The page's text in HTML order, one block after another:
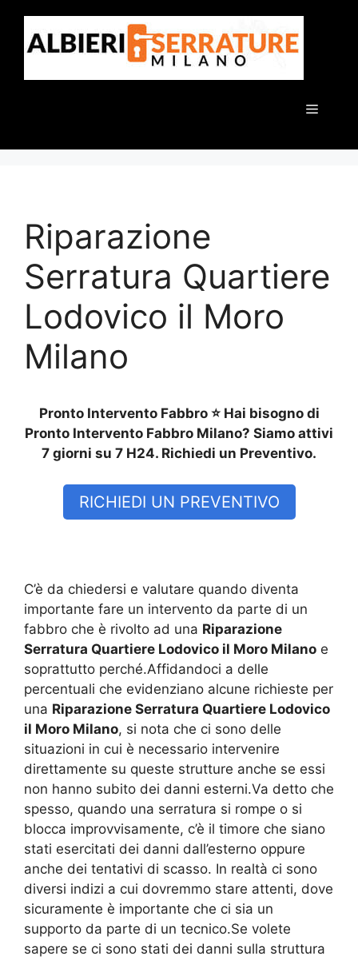
contenuto
Menu
Riparazione
Serratura Quartiere
Lodovico il Moro
Milano
Pronto Intervento Fabbro ⭐ Hai bisogno di
Pronto Intervento Fabbro Milano? Siamo attivi
7 giorni su 7 H24. Richiedi un Preventivo.
RICHIEDI UN PREVENTIVO
C’è da chiedersi e valutare quando diventa
importante fare un intervento da parte di un
fabbro che è rivolto ad una Riparazione
Serratura Quartiere Lodovico il Moro Milano e
soprattutto perché.Affidandoci a delle
percentuali che evidenziano alcune richieste per
una Riparazione Serratura Quartiere Lodovico
il Moro Milano, si nota che ci sono delle
situazioni in cui è necessario intervenire
direttamente su queste strutture anche se essi
non hanno subito dei danni esterni.Va detto che
spesso, quando una serratura si rompe o si
blocca improvvisamente, c’è il timore che siano
stati esercitati dei danni dall’esterno oppure
anche dei tentativi di scasso. In realtà ci sono
diversi indizi a cui dovremmo stare attenti, dove
sicuramente è importante che ci sia un
supporto da parte di un tecnico.Se volete
sapere se ci sono stati dei danni sulla struttura